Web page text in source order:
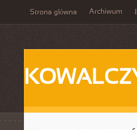
Strona główna Archiwum